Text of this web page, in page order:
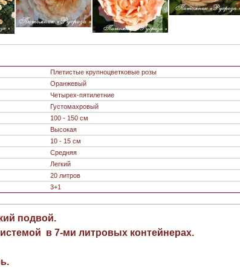
Плетистые крупноцветковые розы
Оранжевый
Четырех-пятилетние
Густомахровый
100 - 150 см
Высокая
10 - 15 см
Средняя
Легкий
20 литров
3+1
подвой.
в 7-ми литровых контейнерах.